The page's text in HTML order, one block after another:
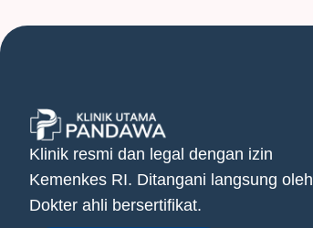
Klinik resmi dan legal dengan izin
Kemenkes RI. Ditangani langsung oleh
Dokter ahli bersertifikat.